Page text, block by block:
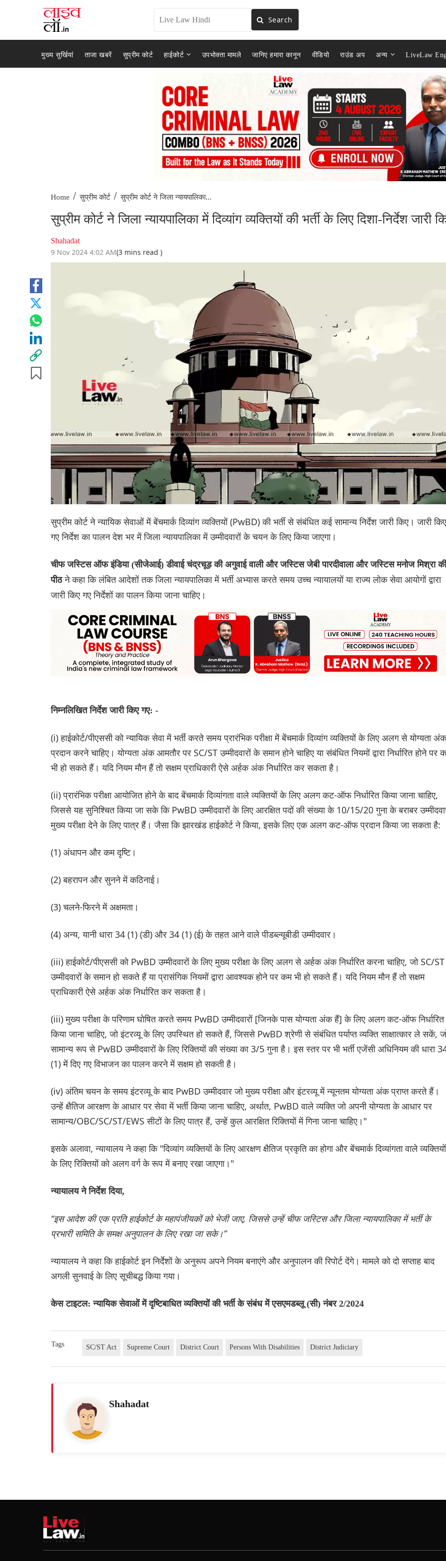
Search
मुख्य सुर्खियां ताजा खबरें सुप्रीम कोर्ट हाईकोर्ट उपभोक्ता मामले जानिए हमारा कानून वीडियो राउंड अप अन्य LiveLaw
Home / सुप्रीम कोर्ट / सुप्रीम कोर्ट ने जिला न्यायपालिका...
सुप्रीम कोर्ट ने जिला न्यायपालिका में दिव्यांग व्यक्तियों की भर्ती के लिए दिशा-निर्देश जारी
Shahadat
9 Nov 2024 4:02 AM(3 mins read )
सुप्रीम कोर्ट ने न्यायिक सेवाओं में बेंचमार्क दिव्यांग व्यक्तियों (PwBD) की भर्ती से संबंधित कई सामान्य निर्देश जारी किए। जारी किए
गए निर्देश का पालन देश भर में जिला न्यायपालिका में उम्मीदवारों के चयन के लिए किया जाएगा।
चीफ जस्टिस ऑफ इंडिया (सीजेआई) डीवाई चंद्रचूड़ की अगुवाई वाली और जस्टिस जेबी पारदीवाला और जस्टिस मनोज मिश्रा की
पीठने कहा कि लंबित आदेशों तक जिला न्यायपालिका में भर्ती अभ्यास करते समय उच्च न्यायालयों या राज्य लोक सेवा आयोगों द्वारा
जारी किए गए निर्देशों का पालन किया जाना चाहिए।
निम्नलिखित निर्देश जारी किए गए: -
(i) हाईकोर्ट/पीएससी को न्यायिक सेवा में भर्ती करते समय प्रारंभिक परीक्षा में बेंचमार्क दिव्यांग व्यक्तियों के लिए अलग से योग्यता अंक
प्रदान करने चाहिए। योग्यता अंक आमतौर पर SC/ST उम्मीदवारों के समान होने चाहिए या संबंधित नियमों द्वारा निर्धारित होने पर
भी हो सकते हैं। यदि नियम मौन हैं तो सक्षम प्राधिकारी ऐसे अर्हक अंक निर्धारित कर सकता है।
(ii) प्रारंभिक परीक्षा आयोजित होने के बाद बेंचमार्क दिव्यांगता वाले व्यक्तियों के लिए अलग कट-ऑफ निर्धारित किया जाना चाहिए,
जिससे यह सुनिश्चित किया जा सके कि PwBD उम्मीदवारों के लिए आरक्षित पदों की संख्या के 10/15/20 गुना के बराबर
मुख्य परीक्षा देने के लिए पात्र हैं। जैसा कि झारखंड हाईकोर्ट ने किया, इसके लिए एक अलग कट-ऑफ प्रदान किया जा सकता है:
(1) अंधापन और कम दृष्टि।
(2) बहरापन और सुनने में कठिनाई।
(3) चलने-फिरने में अक्षमता।
(4) अन्य, यानी धारा 34 (1) (डी) और 34 (1) (ई) के तहत आने वाले पीडब्ल्यूबीडी उम्मीदवार।
(iii) हाईकोर्ट/पीएससी को PwBD उम्मीदवारों के लिए मुख्य परीक्षा के लिए अलग से अर्हक अंक निर्धारित करना चाहिए, जो SC/ST
उम्मीदवारों के समान हो सकते हैं या प्रासंगिक नियमों द्वारा आवश्यक होने पर कम भी हो सकते हैं। यदि नियम मौन हैं तो सक्षम
प्राधिकारी ऐसे अर्हक अंक निर्धारित कर सकता है।
(iii) मुख्य परीक्षा के परिणाम घोषित करते समय PwBD उम्मीदवारों [जिनके पास योग्यता अंक हैं] के लिए अलग कट-ऑफ निर्धारित
किया जाना चाहिए, जो इंटरव्यू के लिए उपस्थित हो सकते हैं, जिससे PwBD श्रेणी से संबंधित पर्याप्त व्यक्ति साक्षात्कार ले सकें,
सामान्य रूप से PwBD उम्मीदवारों के लिए रिक्तियों की संख्या का 3/5 गुना है। इस स्तर पर भी भर्ती एजेंसी अधिनियम की धारा
(1) में दिए गए विभाजन का पालन करने में सक्षम हो सकती है।
(iv) अंतिम चयन के समय इंटरव्यू के बाद PwBD उम्मीदवार जो मुख्य परीक्षा और इंटरव्यू में न्यूनतम योग्यता अंक प्राप्त करते हैं।
उन्हें क्षैतिज आरक्षण के आधार पर सेवा में भर्ती किया जाना चाहिए, अर्थात, PwBD वाले व्यक्ति जो अपनी योग्यता के आधार पर
सामान्य/OBC/SC/ST/EWS सीटों के लिए पात्र हैं, उन्हें कुल आरक्षित रिक्तियों में गिना जाना चाहिए।"
इसके अलावा, न्यायालय ने कहा कि "दिव्यांग व्यक्तियों के लिए आरक्षण क्षैतिज प्रकृति का होगा और बेंचमार्क दिव्यांगता वाले व्यक्तियों
के लिए रिक्तियों को अलग वर्ग के रूप में बनाए रखा जाएगा।"
न्यायालय ने निर्देश दिया,
“इस आदेश की एक प्रति हाईकोर्ट के महापंजीयकों को भेजी जाए, जिससे उन्हें चीफ जस्टिस और जिला न्यायपालिका में भर्ती के
प्रभारी समिति के समक्ष अनुपालन के लिए रखा जा सके।”
न्यायालय ने कहा कि हाईकोर्ट इन निर्देशों के अनुरूप अपने नियम बनाएंगे और अनुपालन की रिपोर्ट देंगे। मामले को दो सप्ताह बाद
अगली सुनवाई के लिए सूचीबद्ध किया गया।
केस टाइटल: न्यायिक सेवाओं में दृष्टिबाधित व्यक्तियों की भर्ती के संबंध में एसएमडब्लू (सी) नंबर 2/2024
Tags SC/ST Act Supreme Court District Court Persons With Disabilities District Judiciary
Shahadat